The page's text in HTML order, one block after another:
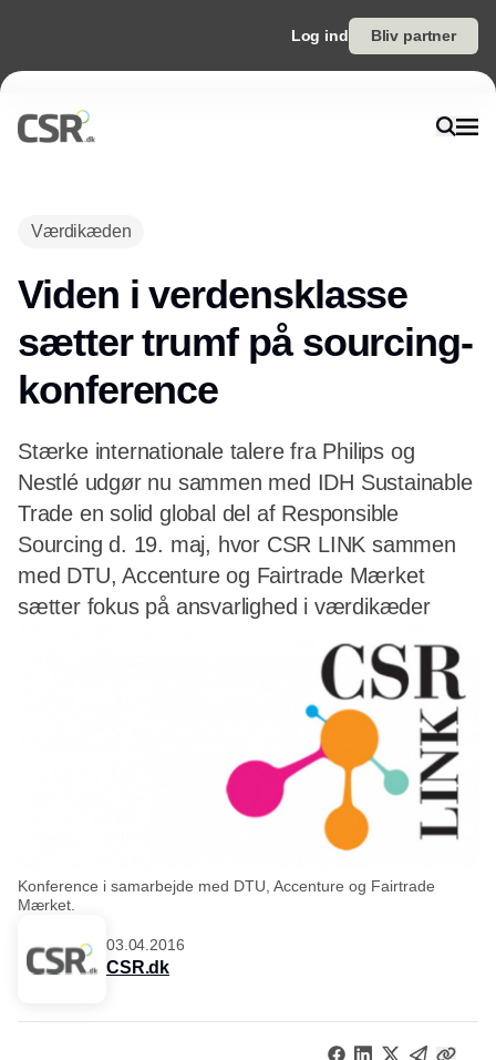
Log ind Bliv partner
Værdikæden
Viden i verdensklasse
sætter trumf på sourcing-
konference
Stærke internationale talere fra Philips og
Nestlé udgør nu sammen med IDH Sustainable
Trade en solid global del af Responsible
Sourcing d. 19. maj, hvor CSR LINK sammen
med DTU, Accenture og Fairtrade Mærket
sætter fokus på ansvarlighed i værdikæder
Konference i samarbejde med DTU, Accenture og Fairtrade
Mærket.
03.04.2016
CSR.dk